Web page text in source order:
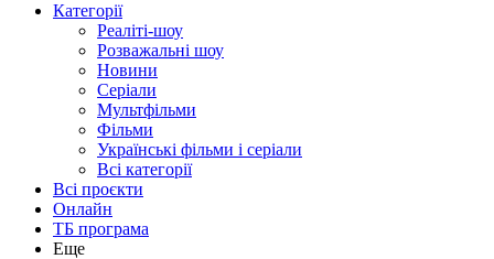
Категорії
Реаліті-шоу
Розважальні шоу
Новини
Серіали
Мультфільми
Фільми
Українські фільми і серіали
Всі категорії
Всі проєкти
Онлайн
ТБ програма
Еще